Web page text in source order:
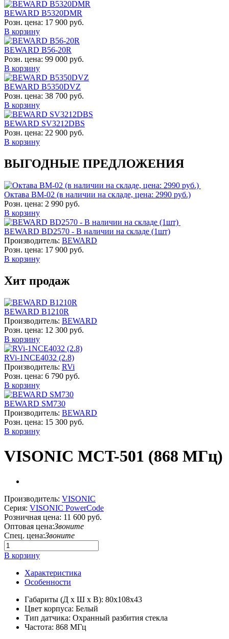
BEWARD B5320DMR
Розн. цена: 17 900 руб.
В корзину
BEWARD B56-20R
Розн. цена: 99 000 руб.
В корзину
BEWARD B5350DVZ
Розн. цена: 38 700 руб.
В корзину
BEWARD SV3212DBS
Розн. цена: 22 900 руб.
В корзину
ВЫГОДНЫЕ ПРЕДЛОЖЕНИЯ
Октава ВМ-02 (в наличии на складе, цена: 2990 руб.)
Розн. цена: 2 990 руб.
В корзину
BEWARD BD2570 - В наличии на складе (1шт)
Производитель: BEWARD
Розн. цена: 17 900 руб.
В корзину
Хит продаж
BEWARD B1210R
Производитель: BEWARD
Розн. цена: 12 300 руб.
В корзину
RVi-1NCE4032 (2.8)
Производитель: RVi
Розн. цена: 6 790 руб.
В корзину
BEWARD SM730
Производитель: BEWARD
Розн. цена: 15 300 руб.
В корзину
VISONIC MCT-501 (868 МГц)
Производитель: VISONIC
Серия: VISONIC PowerCode
Розничная цена: 11 600 руб.
Оптовая цена:Звоните
Спец. цена:Звоните
В корзину
Характеристика
Особенности
Габариты (Д х Ш х В): 80x108x43
Цвет корпуса: Белый
Тип датчика: Охранный разбития стекла
Частота: 868 МГц